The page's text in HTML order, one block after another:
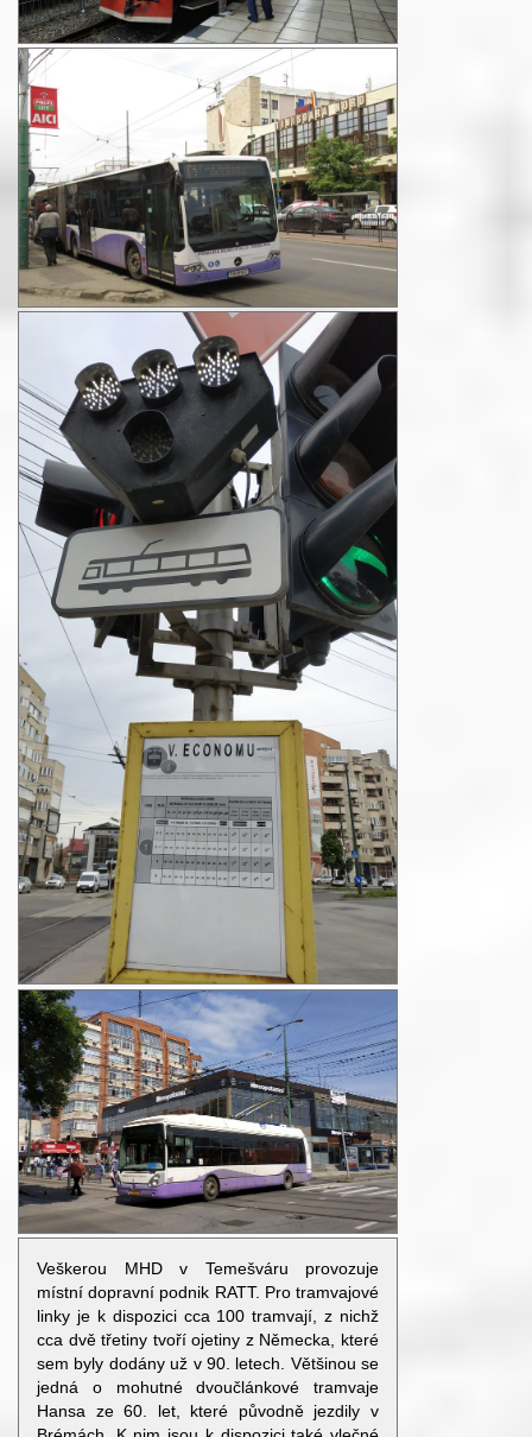
Veškerou MHD v Temešváru provozuje
místní dopravní podnik RATT. Pro tramvajové
linky je k dispozici cca 100 tramvají, z nichž
cca dvě třetiny tvoří ojetiny z Německa, které
sem byly dodány už v 90. letech. Většinou se
jedná o mohutné dvoučlánkové tramvaje
Hansa ze 60. let, které původně jezdily v